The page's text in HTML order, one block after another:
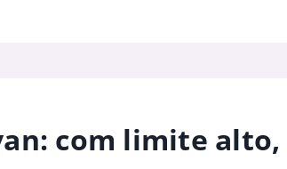
com limite alto,